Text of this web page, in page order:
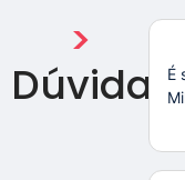
>
DúvidasÉ